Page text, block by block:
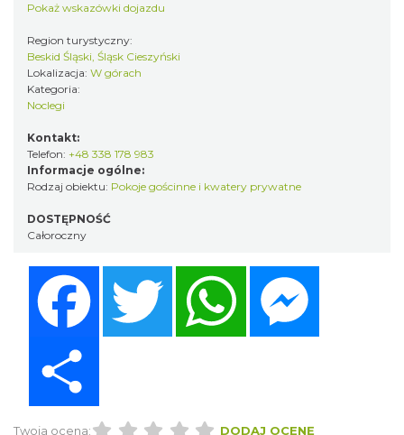
Pokaż wskazówki dojazdu
Region turystyczny:
Beskid Śląski, Śląsk Cieszyński
Lokalizacja: W górach
Kategoria:
Noclegi
Kontakt:
Telefon: +48 338 178 983
Informacje ogólne:
Rodzaj obiektu: Pokoje gościnne i kwatery prywatne
DOSTĘPNOŚĆ
Całoroczny
Twitter WhatsApp
Twoja ocena: DODAJ OCENĘ